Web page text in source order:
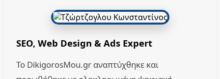
SEO, Web Design & Ads Expert
Το DikigorosMou.gr αναπτύχθηκε και